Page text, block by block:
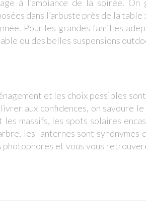
à l’ambiance de la soirée. On
dans l’arbuste près de la
Pour les grandes familles
ou des belles suspensions
et les choix possibles
aux confidences, on savoure
massifs, les spots solaires
les lanternes sont
et vous vous